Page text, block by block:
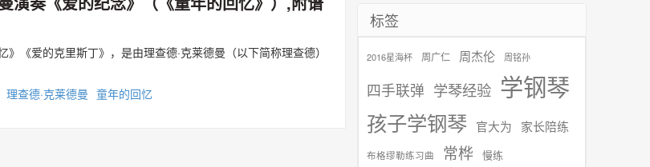
》《爱的克里斯丁》，是由理查德·克莱德曼（以下简称理查德）
理查德·克莱德曼 童年的回忆
标签
2016星海杯 周广仁 周杰伦 周铭孙
四手联弹 学琴经验 学钢琴
孩子学钢琴 官大为 家长陪练
布格缪勒练习曲 常桦 慢练